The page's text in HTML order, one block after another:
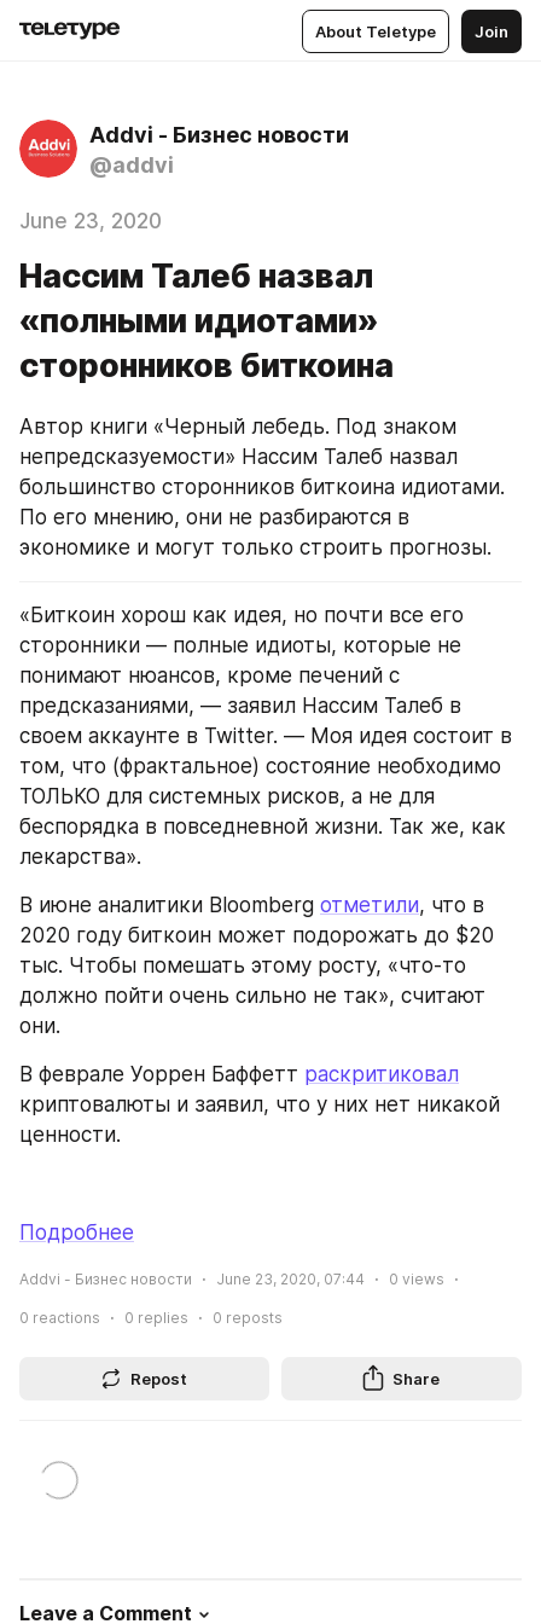
About Teletype Join
Addvi - Бизнес новости
@addvi
June 23, 2020
Нассим Талеб назвал
«полными идиотами»
сторонников биткоина
Автор книги «Черный лебедь. Под знаком
непредсказуемости» Нассим Талеб назвал
большинство сторонников биткоина идиотами.
По его мнению, они не разбираются в
экономике и могут только строить прогнозы.
«Биткоин хорош как идея, но почти все его
сторонники — полные идиоты, которые не
понимают нюансов, кроме печений с
предсказаниями, — заявил Нассим Талеб в
своем аккаунте в Twitter. — Моя идея состоит в
том, что (фрактальное) состояние необходимо
ТОЛЬКО для системных рисков, а не для
беспорядка в повседневной жизни. Так же, как
лекарства».
В июне аналитики Bloomberg отметили, что в
2020 году биткоин может подорожать до $20
тыс. Чтобы помешать этому росту, «что-то
должно пойти очень сильно не так», считают
они.
В феврале Уоррен Баффетт раскритиковал
криптовалюты и заявил, что у них нет никакой
ценности.
Подробнее
Addvi - Бизнес новости June 23, 2020, 07:44 0 views
0 reactions 0 replies 0 reposts
Repost Share
Leave a Comment